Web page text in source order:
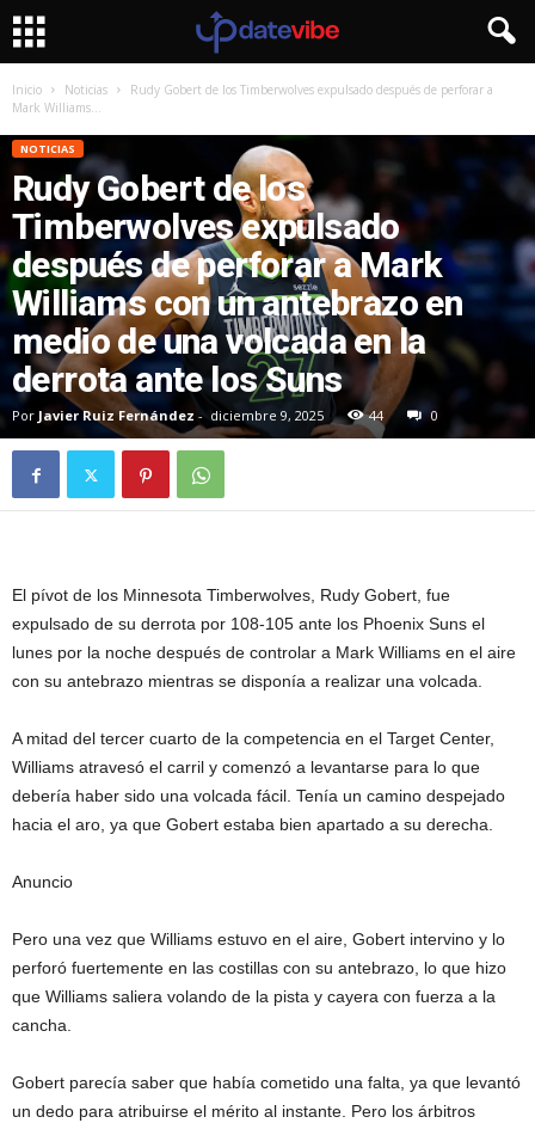
Inicio Noticias
Rudy Gobert de los Timberwolves expulsado después de perforar a
Mark Williams...
NOTICIAS
Rudy Gobert de los
Timberwolves expulsado
después de perforar a Mark
Williams con un antebrazo en
medio de una volcada en la
derrota ante los Suns
Por Javier Ruiz Fernández - diciembre 9, 2025 44 0
El pívot de los Minnesota Timberwolves, Rudy Gobert, fue
expulsado de su derrota por 108-105 ante los Phoenix Suns el
lunes por la noche después de controlar a Mark Williams en el aire
con su antebrazo mientras se disponía a realizar una volcada.
A mitad del tercer cuarto de la competencia en el Target Center,
Williams atravesó el carril y comenzó a levantarse para lo que
debería haber sido una volcada fácil. Tenía un camino despejado
hacia el aro, ya que Gobert estaba bien apartado a su derecha.
Anuncio
Pero una vez que Williams estuvo en el aire, Gobert intervino y lo
perforó fuertemente en las costillas con su antebrazo, lo que hizo
que Williams saliera volando de la pista y cayera con fuerza a la
cancha.
Gobert parecía saber que había cometido una falta, ya que levantó
un dedo para atribuirse el mérito al instante. Pero los árbitros